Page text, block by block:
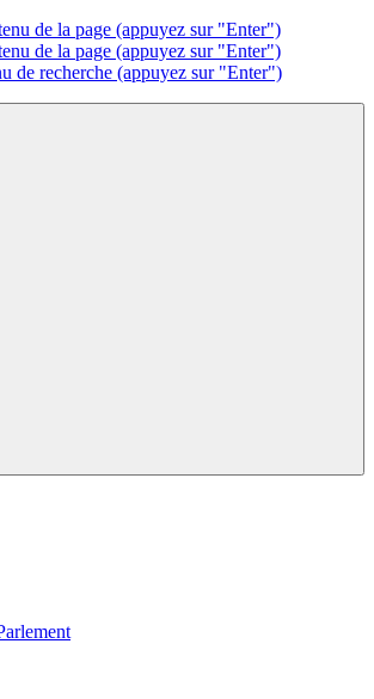
de la page (appuyez sur "Enter")
de la page (appuyez sur "Enter")
de recherche (appuyez sur "Enter")